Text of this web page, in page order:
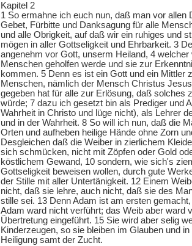
Kapitel 2
1 So ermahne ich euch nun, daß man vor allen
Gebet, Fürbitte und Danksagung für alle
und alle Obrigkeit, auf daß wir ein ruhiges und
mögen in aller Gottseligkeit und Ehrbarkeit. 3
angenehm vor Gott, unserm Heiland, 4 welcher
Menschen geholfen werde und sie zur
kommen. 5 Denn es ist ein Gott und ein Mittler
Menschen, nämlich der Mensch Christus
gegeben hat für alle zur Erlösung, daß solches
würde; 7 dazu ich gesetzt bin als Prediger und
Wahrheit in Christo und lüge nicht), als Lehrer
und in der Wahrheit. 8 So will ich nun, daß die
Orten und aufheben heilige Hände ohne Zorn
Desgleichen daß die Weiber in zierlichem
sich schmücken, nicht mit Zöpfen oder Gold
köstlichem Gewand, 10 sondern, wie sich's
Gottseligkeit beweisen wollen, durch gute
der Stille mit aller Untertänigkeit. 12 Einem
nicht, daß sie lehre, auch nicht, daß sie des
stille sei. 13 Denn Adam ist am ersten
Adam ward nicht verführt; das Weib aber ward
Übertretung eingeführt. 15 Sie wird aber selig
Kinderzeugen, so sie bleiben im Glauben und
Heiligung samt der Zucht.